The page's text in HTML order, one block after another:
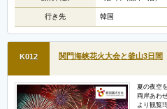
行き先 韓国
K012 関門海峡花火大会と釜山3日間
夏の夜空
両岸あわ
より観覧